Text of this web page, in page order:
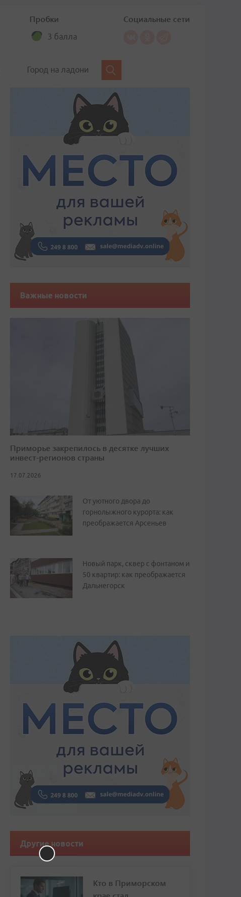
Пробки
3 балла
Социальные сети
Город на ладони
Важные новости
Приморье закрепилось в десятке лучших
инвест-регионов страны
17.07.2026
От уютного двора до
горнолыжного курорта: как
преображается Арсеньев
Новый парк, сквер с фонтаном и
50 квартир: как преображается
Дальнегорск
Другие новости
Кто в Приморском